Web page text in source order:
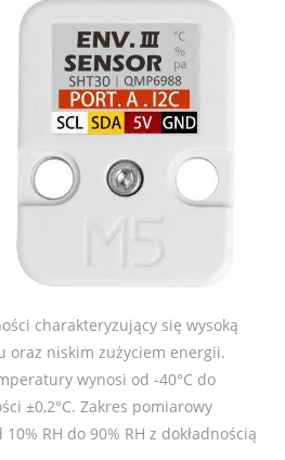
charakteryzujący się wysoką
oraz niskim zużyciem energii.
wynosi od -40°C do
±0,2°C. Zakres pomiarowy
RH do 90% RH z dokładnością